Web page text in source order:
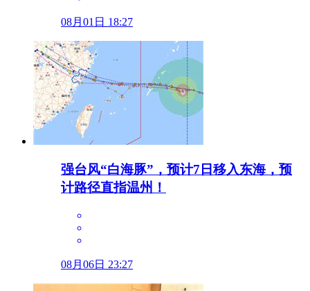
08月01日 18:27
强台风“白海豚”，预计7日移入东海，预
计路径直指温州！
08月06日 23:27